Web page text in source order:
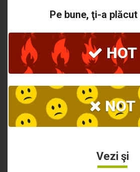
Pe bune, ţi-a plăcut
HOT
NOT
Vezi şi